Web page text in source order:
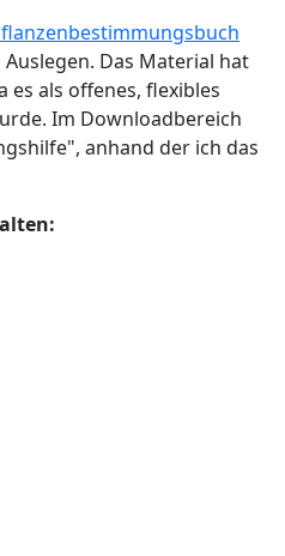
Das Material hat
es als offenes, flexibles
Im Downloadbereich
anhand der ich das